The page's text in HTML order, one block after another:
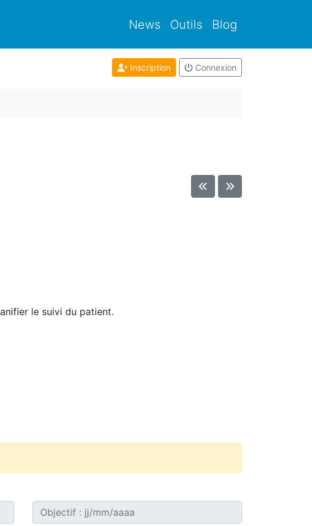
News Outils Blog
Inscription Connexion
le suivi du patient.